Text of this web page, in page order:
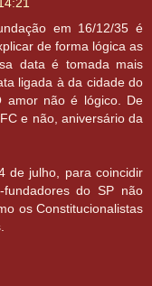
em 16/12/35 é
de forma lógica as
data é tomada mais
ligada à da cidade do
amor não é lógico. De
e não, aniversário da
de julho, para coincidir
do SP não
os Constitucionalistas